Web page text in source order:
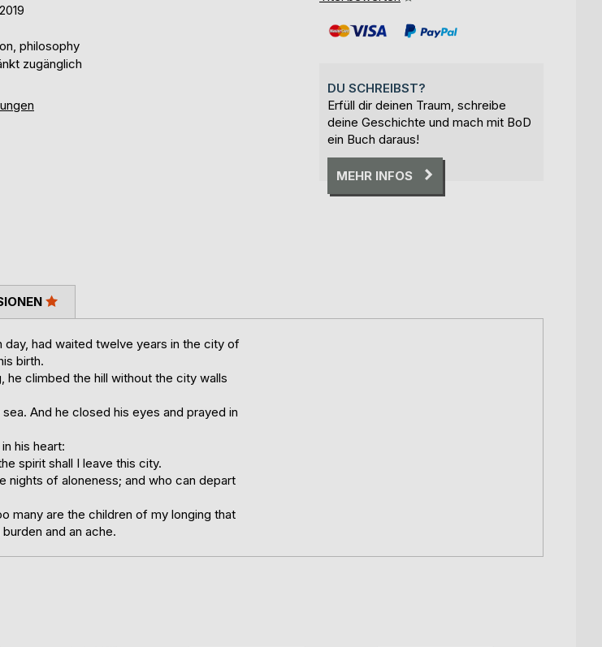
philosophy
zugänglich
DU SCHREIBST?
Erfüll dir deinen Traum, schreibe
deine Geschichte und mach mit BoD
ein Buch daraus!
MEHR INFOS
had waited twelve years in the city of
birth.
he climbed the hill without the city walls
And he closed his eyes and prayed in
his heart:
spirit shall I leave this city.
nights of aloneness; and who can depart
many are the children of my longing that
and an ache.